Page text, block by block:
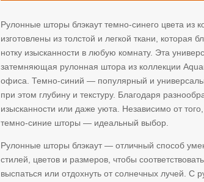
Рулонные шторы блэкаут темно-синего цвета
изготовлены из толстой и легкой ткани, которая
нотку изысканности в любую комнату. Эта
затемняющая рулонная штора из коллекции
офиса. Темно-синий — популярный и
при этом глубину и текстуру. Благодаря
изысканности или даже уюта. Независимо от
темно-синие шторы — идеальный выбор.
Рулонные шторы блэкаут — отличный способ
стилей, цветов и размеров, чтобы
выспаться или отдохнуть от солнечных лучей. С